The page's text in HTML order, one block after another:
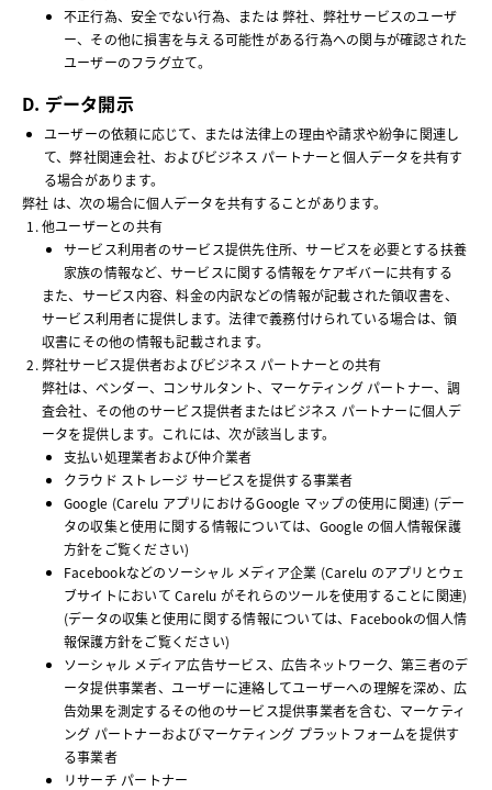
不正行為、安全でない行為、または 弊社、弊社サービスのユーザ
ー、その他に損害を与える可能性がある行為への関与が確認された
ユーザーのフラグ立て。
D. データ開示
ユーザーの依頼に応じて、または法律上の理由や請求や紛争に関連し
て、弊社関連会社、およびビジネス パートナーと個人データを共有す
る場合があります。
弊社 は、次の場合に個人データを共有することがあります。
他ユーザーとの共有
サービス利用者のサービス提供先住所、サービスを必要とする扶養
家族の情報など、サービスに関する情報をケアギバーに共有する
また、サービス内容、料金の内訳などの情報が記載された領収書を、
サービス利用者に提供します。法律で義務付けられている場合は、領
収書にその他の情報も記載されます。
弊社サービス提供者およびビジネス パートナーとの共有
弊社は、ベンダー、コンサルタント、マーケティング パートナー、調
査会社、その他のサービス提供者またはビジネス パートナーに個人デ
ータを提供します。これには、次が該当します。
支払い処理業者および仲介業者
クラウド ストレージ サービスを提供する事業者
Google (Carelu アプリにおけるGoogle マップの使用に関連) (デー
タの収集と使用に関する情報については、Google の個人情報保護
方針をご覧ください)
Facebookなどのソーシャル メディア企業 (Carelu のアプリとウェ
ブサイトにおいて Carelu がそれらのツールを使用することに関連)
(データの収集と使用に関する情報については、Facebookの個人情
報保護方針をご覧ください)
ソーシャル メディア広告サービス、広告ネットワーク、第三者のデ
ータ提供事業者、ユーザーに連絡してユーザーへの理解を深め、広
告効果を測定するその他のサービス提供事業者を含む、マーケティ
ング パートナーおよびマーケティング プラットフォームを提供す
る事業者
リサーチ パートナー